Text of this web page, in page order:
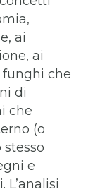
ai
ai
che
di
che
(o
e